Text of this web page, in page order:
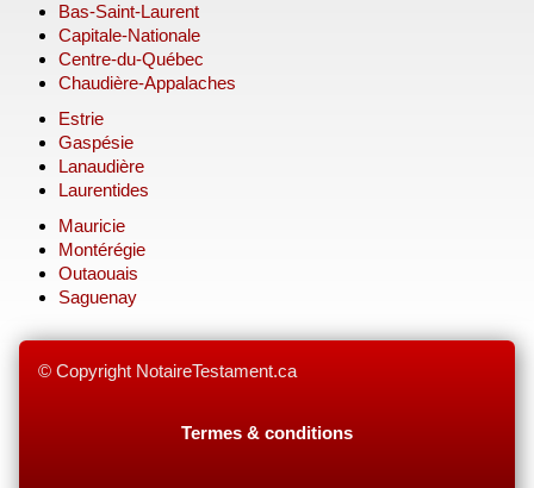
Bas-Saint-Laurent
Capitale-Nationale
Centre-du-Québec
Chaudière-Appalaches
Estrie
Gaspésie
Lanaudière
Laurentides
Mauricie
Montérégie
Outaouais
Saguenay
© Copyright NotaireTestament.ca
Termes & conditions